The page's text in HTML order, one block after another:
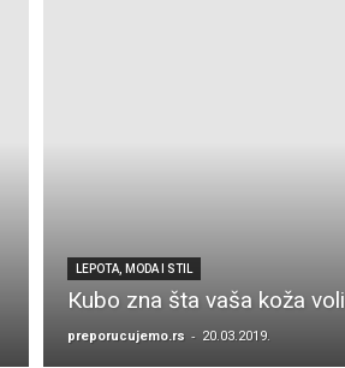
LEPOTA, MODA I STIL
Кubo zna šta vaša koža voli
preporucujemo.rs - 20.03.2019.